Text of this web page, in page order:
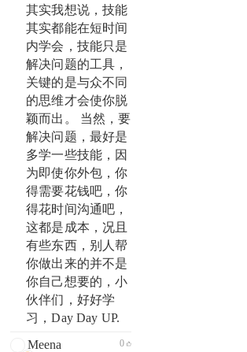
其实我想说，技能
其实都能在短时间
内学会，技能只是
解决问题的工具，
关键的是与众不同
的思维才会使你脱
颖而出。 当然，要
解决问题，最好是
多学一些技能，因
为即使你外包，你
得需要花钱吧，你
得花时间沟通吧，
这都是成本，况且
有些东西，别人帮
你做出来的并不是
你自己想要的，小
伙伴们，好好学
习，Day Day UP.
Meena
0